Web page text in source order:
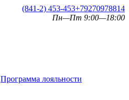
(841-2) 453-453+79270978814
Пн—Пт 9:00—18:00
Программа лояльности